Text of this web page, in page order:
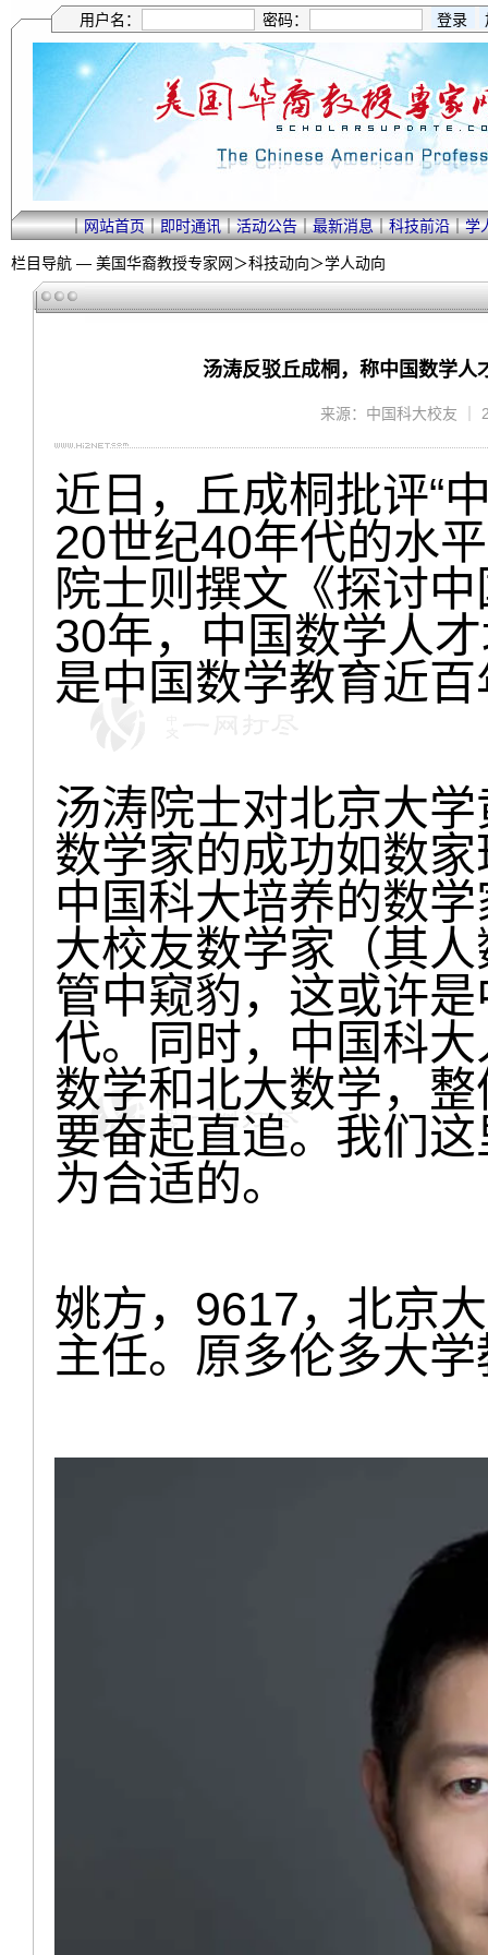
用户名： 密码：
｜网站首页｜即时通讯｜活动公告｜最新消息｜科技前沿｜学
栏目导航 — 美国华裔教授专家网＞科技动向＞学人动向
汤涛反驳丘成桐，称中国数学人
来源：中国科大校友 ｜
近日，丘成桐批评“
20世纪40年代的水
院士则撰文《探讨
30年，中国数学人
是中国数学教育近
汤涛院士对北京大
数学家的成功如数
中国科大培养的数
大校友数学家（其
管中窥豹，这或许
代。同时，中国科
数学和北大数学，
要奋起直追。我们这
为合适的。
姚方，9617，北京
主任。原多伦多大